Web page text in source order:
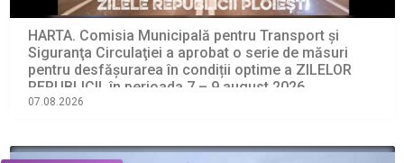
HARTA. Comisia Municipală pentru Transport şi
Siguranţa Circulaţiei a aprobat o serie de măsuri
pentru desfășurarea în condiții optime a ZILELOR
REPUBLICII, în perioada 7 – 9 august 2026
07.08.2026